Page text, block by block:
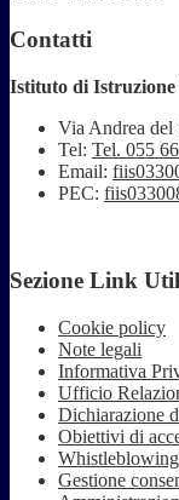
Contatti
Istituto di Istruzione
Via Andrea del
Tel: Tel. 055
Email:
PEC:
Sezione Link
Cookie policy
Note legali
Informativa
Ufficio
Dichiarazione
Obiettivi di
Whistleblowing
Gestione